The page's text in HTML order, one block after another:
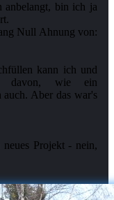
anbelangt, bin ich ja
Null Ahnung von:
kann ich und
davon, wie ein
Aber das war's
Projekt - nein,